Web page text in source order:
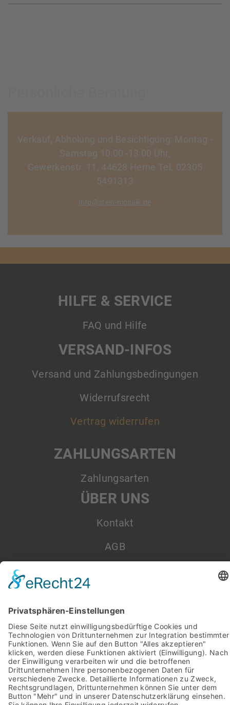
Verkauf, Abholung und Besichtigung: Montag -
Samstag 10:00 -13:00 Uhr,
Gewerkenstr. 11, 44628 Herne Tel. 02305
5491313
info@stein-mosaik.de
HILFE & SERVICE
FAQ und Hilfe
VERSAND-INFOS
Versand und Zahlungsbedingungen
Widerrufsrecht
Vertrag widerrufen
ZAHLUNGSARTEN
Zahlungsarten
ÜBER UNS
Kontakt
AGB